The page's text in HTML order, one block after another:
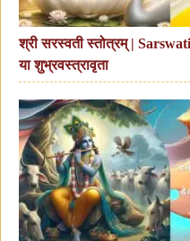
श्री सरस्वती स्तोत्रम् |
या शुभ्रवस्त्रावृता